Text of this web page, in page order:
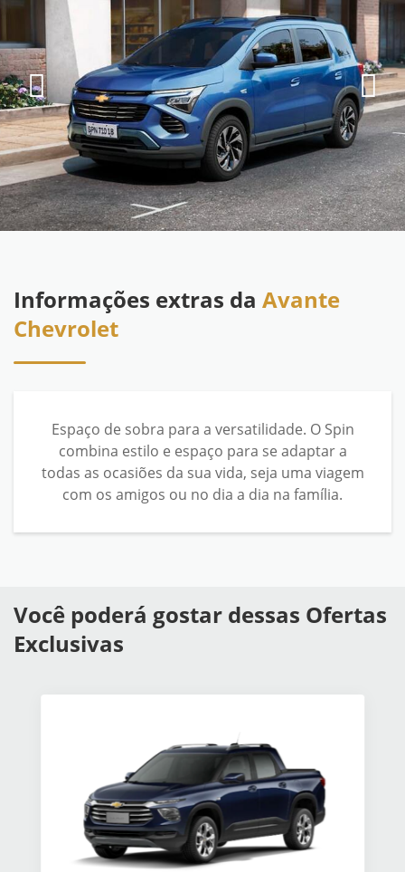
Informações extras da Avante
Chevrolet
Espaço de sobra para a versatilidade. O Spin
combina estilo e espaço para se adaptar a
todas as ocasiões da sua vida, seja uma viagem
com os amigos ou no dia a dia na família.
Você poderá gostar dessas Ofertas
Exclusivas